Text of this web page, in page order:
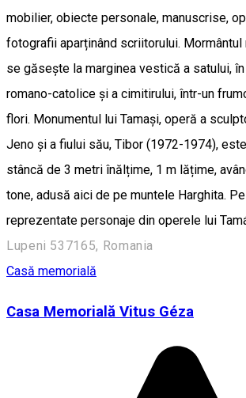
mobilier, obiecte personale, manuscrise,
fotografii aparținând scriitorului.
se găsește la marginea vestică a satului,
romano-catolice și a cimitirului, într-un
flori. Monumentul lui Tamași, operă a
Jeno și a fiului său, Tibor (1972-1974),
stâncă de 3 metri înălțime, 1 m lățime,
tone, adusă aici de pe muntele Harghita.
reprezentate personaje din operele lui
Lupeni 537165, Romania
Casă memorială
Casa Memorială Vitus Géza